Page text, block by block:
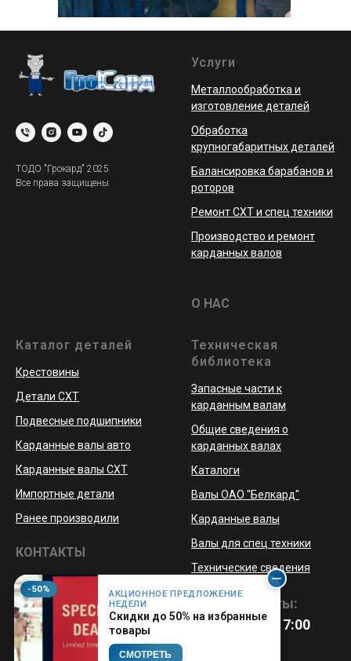
-50%
АКЦИОННОЕ ПРЕДЛОЖЕНИЕ
НЕДЕЛИ
Скидки до 50% на избранные
товары
СМОТРЕТЬ
ТОДО "Грокард" 2025
Все права защищены
Услуги
Металлообработка и
изготовление деталей
Обработка
крупногабаритных деталей
Балансировка барабанов и
роторов
Ремонт СХТ и спец техники
Производство и ремонт
карданных валов
О НАС
Каталог деталей
Крестовины
Детали СХТ
Подвесные подшипники
Карданные валы авто
Карданные валы СХТ
Импортные детали
Ранее производили
КОНТАКТЫ
Техническая
библиотека
Запасные части к
карданным валам
Общие сведения о
карданных валах
Каталоги
Валы ОАО "Белкард"
Карданные валы
Валы для спец техники
Технические сведения
Режим работы:
Пн-Пт 8:00 - 17:00